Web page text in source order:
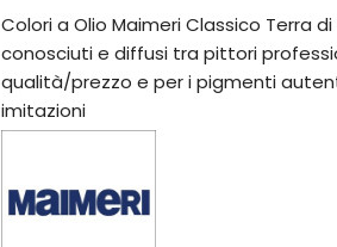
Colori a Olio Maimeri Classico Terra
conosciuti e diffusi tra pittori
qualità/prezzo e per i pigmenti
imitazioni